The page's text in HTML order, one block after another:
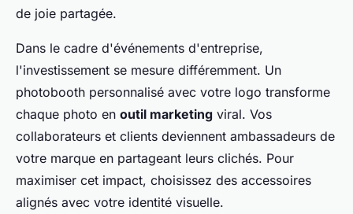
de joie partagée.
Dans le cadre d'événements d'entreprise,
l'investissement se mesure différemment. Un
photobooth personnalisé avec votre logo transforme
chaque photo en outil marketing viral. Vos
collaborateurs et clients deviennent ambassadeurs de
votre marque en partageant leurs clichés. Pour
maximiser cet impact, choisissez des accessoires
alignés avec votre identité visuelle.